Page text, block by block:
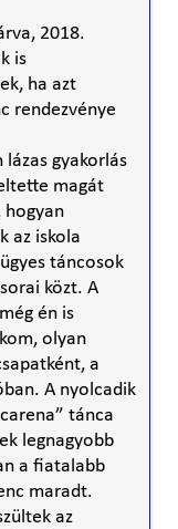
2018.
is
ha azt
rendezvénye
gyakorlás
magát
hogyan
az iskola
táncosok
közt. A
én is
olyan
a
A nyolcadik
tánca
legnagyobb
a fiatalabb
maradt.
az